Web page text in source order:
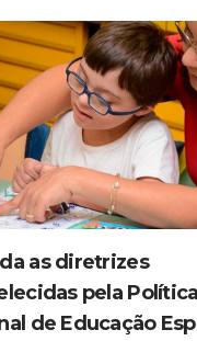
as diretrizes
pela Política
de Educação